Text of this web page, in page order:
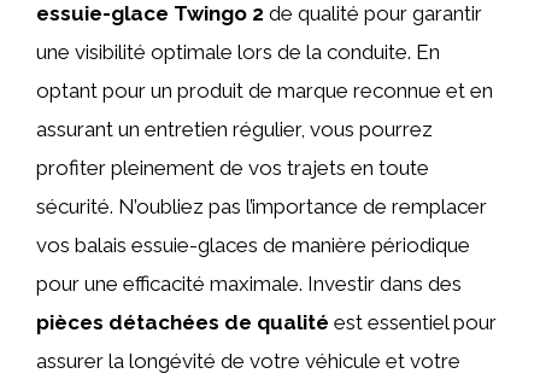
essuie-glace Twingo 2 de qualité pour garantir
une visibilité optimale lors de la conduite. En
optant pour un produit de marque reconnue et en
assurant un entretien régulier, vous pourrez
profiter pleinement de vos trajets en toute
sécurité. N’oubliez pas l’importance de remplacer
vos balais essuie-glaces de manière périodique
pour une efficacité maximale. Investir dans des
pièces détachées de qualité est essentiel pour
assurer la longévité de votre véhicule et votre